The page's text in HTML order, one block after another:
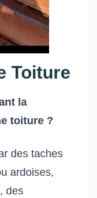
Toiture
la
toiture ?
des taches
ardoises,
des